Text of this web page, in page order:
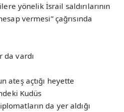
yönelik İsrail saldırılarının
vermesi” çağrısında
da vardı
ateş açtığı heyette
Kudüs
da yer aldığı